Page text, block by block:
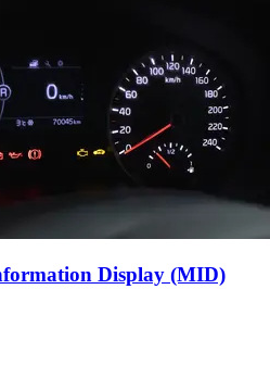
Display (MID)